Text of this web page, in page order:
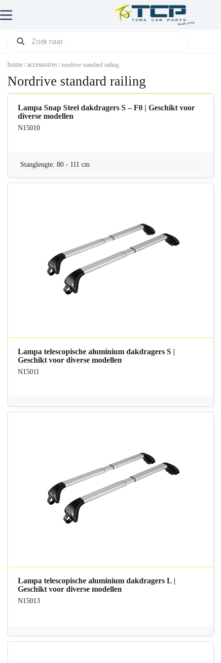
home / accessoires / nordrive standard railing
Nordrive standard railing
Lampa Snap Steel dakdragers S – F0 | Geschikt voor
diverse modellen
N15010
Stanglengte: 80 - 111 cm
Lampa telescopische aluminium dakdragers S |
Geschikt voor diverse modellen
N15011
Lampa telescopische aluminium dakdragers L |
Geschikt voor diverse modellen
N15013